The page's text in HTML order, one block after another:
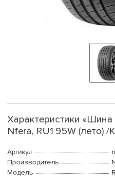
Характеристики
Nfera, RU1 95W (лето) /
Артикул
Производитель
Модель